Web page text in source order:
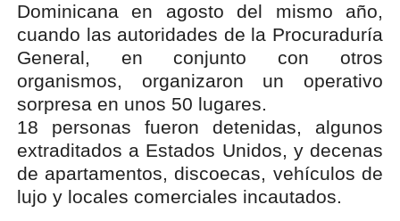
Dominicana en agosto del mismo año,
cuando las autoridades de la Procuraduría
General, en conjunto con otros
organismos, organizaron un operativo
sorpresa en unos 50 lugares.
18 personas fueron detenidas, algunos
extraditados a Estados Unidos, y decenas
de apartamentos, discoecas, vehículos de
lujo y locales comerciales incautados.